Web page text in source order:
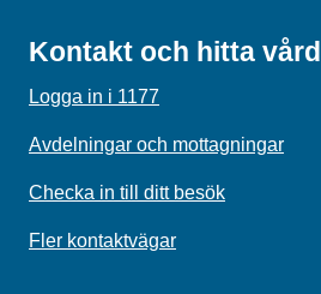
Kontakt och hitta vård
Logga in i 1177
Avdelningar och mottagningar
Checka in till ditt besök
Fler kontaktvägar